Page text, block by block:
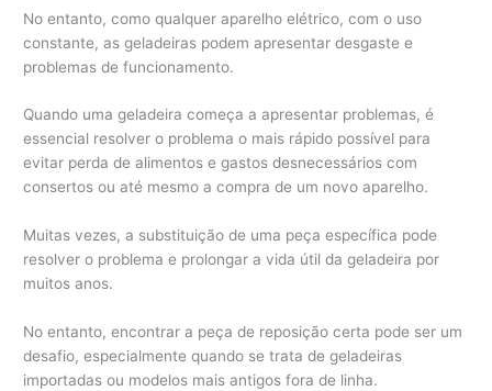
No entanto, como qualquer aparelho elétrico, com o uso
constante, as geladeiras podem apresentar desgaste e
problemas de funcionamento.
Quando uma geladeira começa a apresentar problemas, é
essencial resolver o problema o mais rápido possível para
evitar perda de alimentos e gastos desnecessários com
consertos ou até mesmo a compra de um novo aparelho.
Muitas vezes, a substituição de uma peça específica pode
resolver o problema e prolongar a vida útil da geladeira por
muitos anos.
No entanto, encontrar a peça de reposição certa pode ser um
desafio, especialmente quando se trata de geladeiras
importadas ou modelos mais antigos fora de linha.